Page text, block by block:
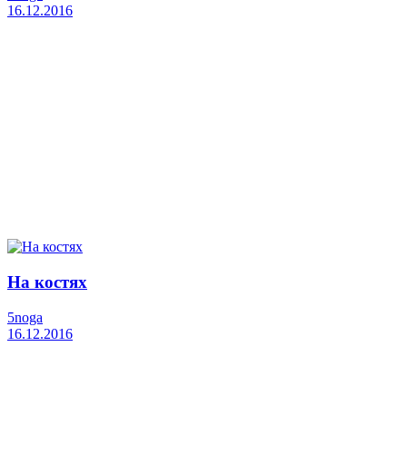
16.12.2016
На костях
5noga
16.12.2016